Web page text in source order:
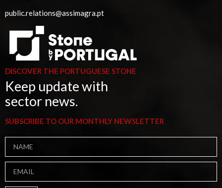
public.relations@assimagra.pt
DISCOVER THE PORTUGUESE STONE
Keep update with
sector news.
SUBSCRIBE TO OUR MONTHLY NEWSLETTER